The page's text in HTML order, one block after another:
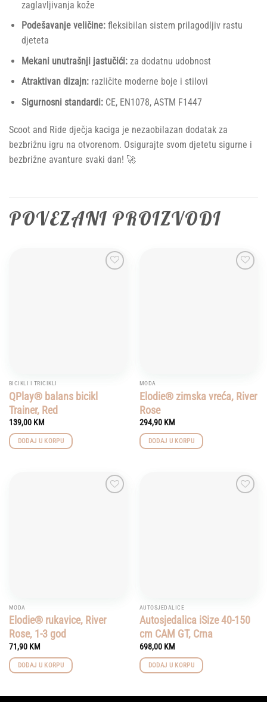
zaglavljivanja kože
Podešavanje veličine:fleksibilan sistem prilagodljiv rastu
djeteta
Mekani unutrašnji jastučići:za dodatnu udobnost
Atraktivan dizajn:različite moderne boje i stilovi
Sigurnosni standardi:CE, EN1078, ASTM F1447
Scoot and Ride dječja kaciga je nezaobilazan dodatak za
bezbrižnu igru na otvorenom. Osigurajte svom djetetu sigurne i
bezbrižne avanture svaki dan! 🚀
POVEZANI PROIZVODI
BICIKLI I TRICIKLI
QPlay® balans bicikl
Trainer, Red
139,00 KM
DODAJ U KORPU
MODA
Elodie® zimska vreća, River
Rose
294,90 KM
DODAJ U KORPU
MODA
Elodie® rukavice, River
Rose, 1-3 god
71,90 KM
DODAJ U KORPU
AUTOSJEDALICE
Autosjedalica iSize 40-150
cm CAM GT, Crna
698,00 KM
DODAJ U KORPU